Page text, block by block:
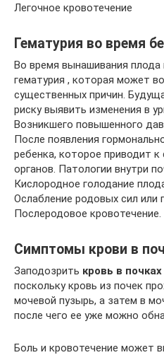
Легочное кровотечение
Гематурия во время
Во время вынашивания
гематурия , которая может
существенных причин.
риску выявить изменения в
Возникшего повышенного
После появления
ребенка, которое приводит
органов. Патологии внутри
Кислородное голодание
Ослабление родовых сил или
Послеродовое кровотечение.
Симптомы крови в
Заподозрить кровь в почках
поскольку кровь из почек
мочевой пузырь, а затем в
после чего ее уже можно
Боль и кровотечение может